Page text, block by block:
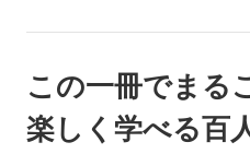
この一冊でまる
楽しく学べる百